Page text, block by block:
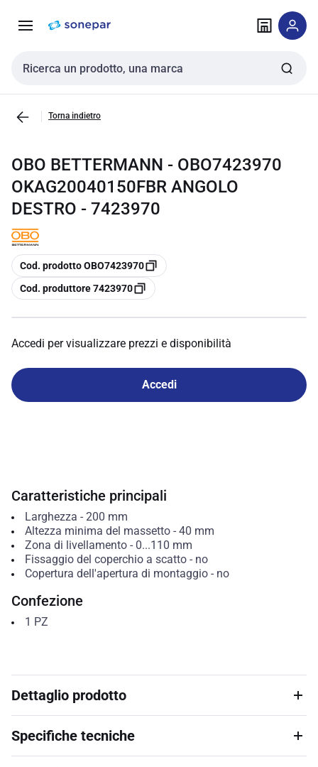
navigazione alla
Cerca input
Torna indietro
OBO BETTERMANN - OBO7423970
OKAG20040150FBR ANGOLO
DESTRO - 7423970
copia
Cod. prodotto OBO7423970
copia
Cod. produttore 7423970
Accedi per visualizzare prezzi e disponibilità
Accedi
Caratteristiche principali
Larghezza - 200 mm
Altezza minima del massetto- 40 mm
Zona di livellamento- 0...110 mm
Fissaggio del coperchio a scatto- no
Copertura dell'apertura di montaggio- no
Confezione
1 PZ
Dettaglio prodotto
Specifiche tecniche